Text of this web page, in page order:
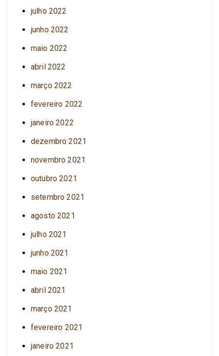
julho 2022
junho 2022
maio 2022
abril 2022
março 2022
fevereiro 2022
janeiro 2022
dezembro 2021
novembro 2021
outubro 2021
setembro 2021
agosto 2021
julho 2021
junho 2021
maio 2021
abril 2021
março 2021
fevereiro 2021
janeiro 2021